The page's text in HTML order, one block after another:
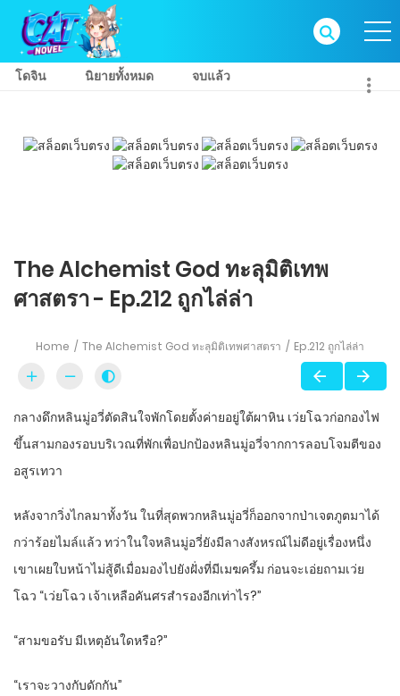
โดจิน นิยายทั้งหมด จบแล้ว
The Alchemist God ทะลุมิติเทพ
ศาสตรา - Ep.212 ถูกไล่ล่า
Home The Alchemist God ทะลุมิติเทพศาสตรา Ep.212 ถูกไล่ล่า
กลางดึกหลินมู่อวี่ตัดสินใจพักโดยตั้งค่ายอยู่ใต้ผาหิน เว่ยโฉวก่อกองไฟ
ขึ้นสามกองรอบบริเวณที่พักเพื่อปกป้องหลินมู่อวี่จากการลอบโจมตีของ
อสูรเทวา
หลังจากวิ่งไกลมาทั้งวัน ในที่สุดพวกหลินมู่อวี่ก็ออกจากป่าเจตภูตมาได้
กว่าร้อยไมล์แล้ว ทว่าในใจหลินมู่อวี่ยังมีลางสังหรณ์ไม่ดีอยู่เรื่องหนึ่ง
เขาเผยใบหน้าไม่สู้ดีเมื่อมองไปยังฝั่งที่มีเมฆครึ้ม ก่อนจะเอ่ยถามเว่ย
โฉว “เว่ยโฉว เจ้าเหลือคันศรสำรองอีกเท่าไร?”
“สามขอรับ มีเหตุอันใดหรือ?”
“เราจะวางกับดักกัน”